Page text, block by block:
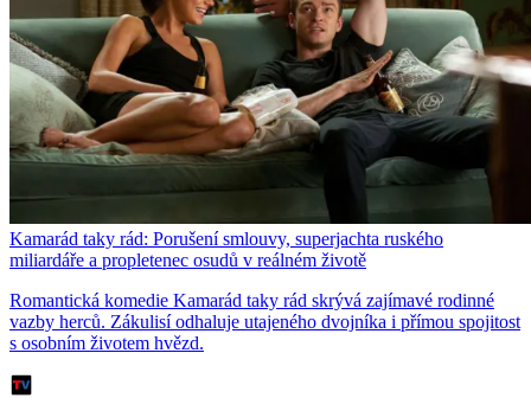
Kamarád taky rád: Porušení smlouvy, superjachta ruského
miliardáře a propletenec osudů v reálném životě
Romantická komedie Kamarád taky rád skrývá zajímavé rodinné
vazby herců. Zákulisí odhaluje utajeného dvojníka i přímou spojitost
s osobním životem hvězd.